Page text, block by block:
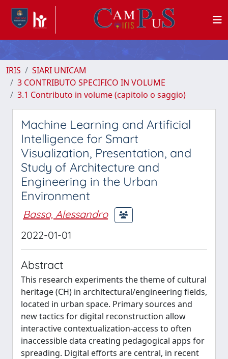
IRIS
SIARI UNICAM
3 CONTRIBUTO SPECIFICO IN VOLUME
3.1 Contributo in volume (capitolo o saggio)
Machine Learning and Artificial
Intelligence for Smart
Visualization, Presentation, and
Study of Architecture and
Engineering in the Urban
Environment
Basso, Alessandro
2022-01-01
Abstract
This research experiments the theme of cultural
heritage (CH) in architectural/engineering fields,
located in urban space. Primary sources and
new tactics for digital reconstruction allow
interactive contextualization-access to often
inaccessible data creating pedagogical apps for
spreading. Digital efforts are central, in recent